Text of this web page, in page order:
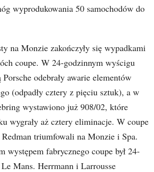
wyprodukowania 50 samochodów do
na Monzie zakończyły się wypadkami
coupe. W 24-godzinnym wyścigu
odebrały awarie elementów
(odpadły cztery z pięciu sztuk), a w
wystawiono już 908/02, które
wygrały aż cztery eliminacje. W coupe
triumfowali na Monzie i Spa.
występem fabrycznego coupe był 24-
Mans. Herrmann i Larrousse